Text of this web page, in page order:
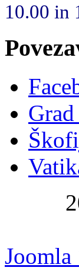
10.00 in
Joomla